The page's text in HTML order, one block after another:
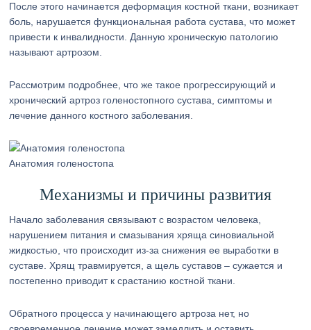
После этого начинается деформация костной ткани, возникает
боль, нарушается функциональная работа сустава, что может
привести к инвалидности. Данную хроническую патологию
называют артрозом.
Рассмотрим подробнее, что же такое прогрессирующий и
хронический артроз голеностопного сустава, симптомы и
лечение данного костного заболевания.
Анатомия голеностопа
Механизмы и причины развития
Начало заболевания связывают с возрастом человека,
нарушением питания и смазывания хряща синовиальной
жидкостью, что происходит из-за снижения ее выработки в
суставе. Хрящ травмируется, а щель суставов – сужается и
постепенно приводит к срастанию костной ткани.
Обратного процесса у начинающего артроза нет, но